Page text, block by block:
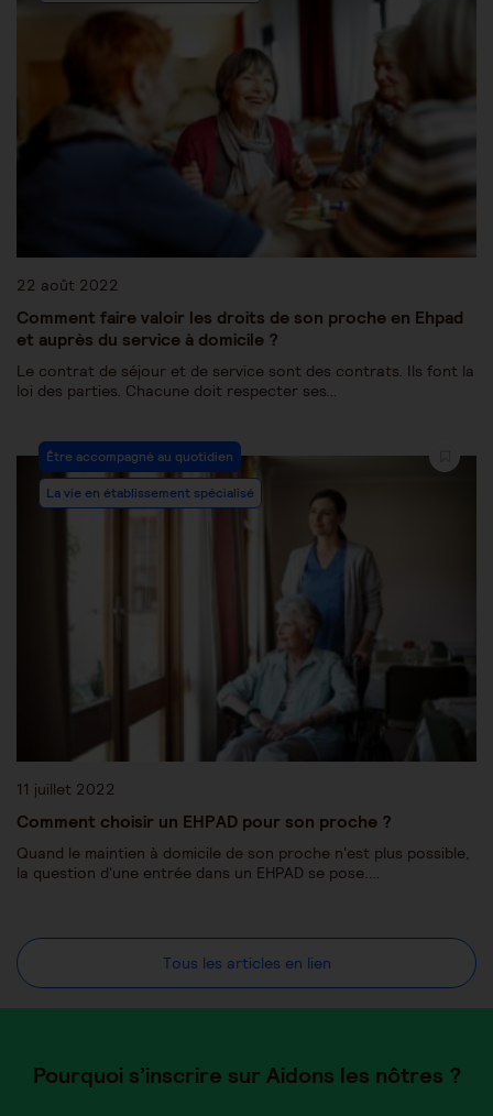
22 août 2022
Comment faire valoir les droits de son proche en Ehpad
et auprès du service à domicile ?
Le contrat de séjour et de service sont des contrats. Ils font la
loi des parties. Chacune doit respecter ses…
Être accompagné au quotidien
La vie en établissement spécialisé
11 juillet 2022
Comment choisir un EHPAD pour son proche ?
Quand le maintien à domicile de son proche n'est plus possible,
la question d'une entrée dans un EHPAD se pose.…
Tous les articles en lien
Pourquoi s’inscrire sur Aidons les nôtres ?